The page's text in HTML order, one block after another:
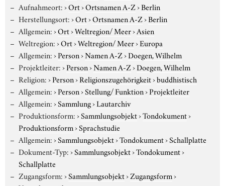
Aufnahmeort:›Ort›Ortsnamen A-Z›Berlin
Herstellungsort:›Ort›Ortsnamen A-Z›Berlin
Allgemein:›Ort›Weltregion/ Meer›Asien
Weltregion:›Ort›Weltregion/ Meer›Europa
Allgemein:›Person›Namen A-Z›Doegen, Wilhelm
Projektleiter:›Person›Namen A-Z›Doegen, Wilhelm
Religion:›Person›Religionszugehörigkeit›buddhistisch
Allgemein:›Person›Stellung/ Funktion›Projektleiter
Allgemein:›Sammlung›Lautarchiv
Produktionsform:›Sammlungsobjekt›Tondokument›
Produktionsform›Sprachstudie
Allgemein:›Sammlungsobjekt›Tondokument›Schallplatte
Dokument-Typ:›Sammlungsobjekt›Tondokument›
Schallplatte
Zugangsform:›Sammlungsobjekt›Zugangsform›